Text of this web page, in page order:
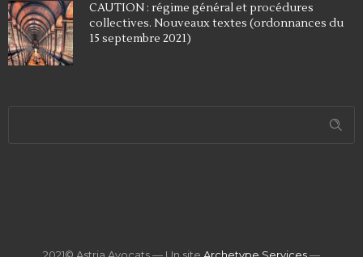
CAUTION : régime général et procédures
collectives. Nouveaux textes (ordonnances du
15 septembre 2021)